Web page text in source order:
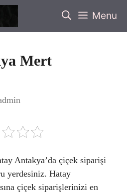
Menu
Mert
Antakya’da çiçek siparişi
yerdesiniz. Hatay
çiçek siparişlerinizi en